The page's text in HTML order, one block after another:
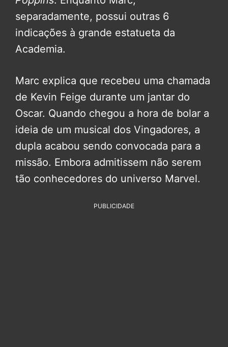
separadamente, possui outras 6
indicações à grande estatueta da
Academia.
Marc explica que recebeu uma chamada
de Kevin Feige durante um jantar do
Oscar. Quando chegou a hora de bolar a
ideia de um musical dos Vingadores, a
dupla acabou sendo convocada para a
missão. Embora admitissem não serem
tão conhecedores do universo Marvel.
PUBLICIDADE